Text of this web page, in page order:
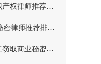
昆山最厉害的知识产权律师推荐：商业秘密泄露的黄金救援期
2026年昆山商业秘密律师推荐排行与选择指南
昆山公司遭遇员工窃取商业秘密如何取证维权？